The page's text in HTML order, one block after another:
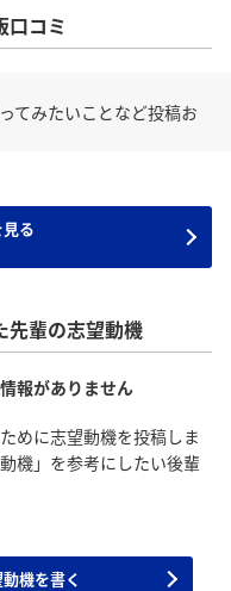
口コミ
てみたいことなど投稿お
る
先輩の志望動機
報がありません
めに志望動機を投稿しま
機」を参考にしたい後輩
機を書く